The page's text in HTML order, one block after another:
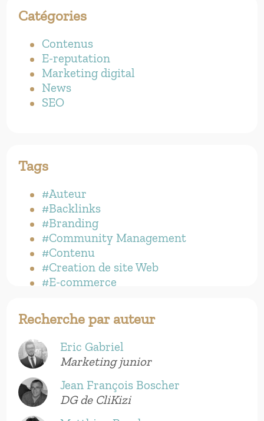
Catégories
Contenus
E-reputation
Marketing digital
News
SEO
Tags
#Auteur
#Backlinks
#Branding
#Community Management
#Contenu
#Creation de site Web
#E-commerce
#EEAT
#Identite numerique
#Inbound Marketing
#Mobile First
#Netlinking
#Popularite
#Reseaux sociaux
Recherche par auteur
Eric Gabriel
Marketing junior
Jean François Boscher
DG de CliKizi